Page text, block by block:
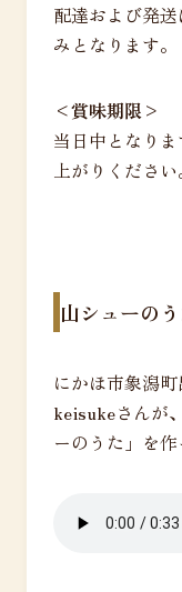
配達および発
みとなります。
<賞味期限>
当日中となり
上がりください
山シューの
にかほ市象潟
keisukeさんが
ーのうた」を